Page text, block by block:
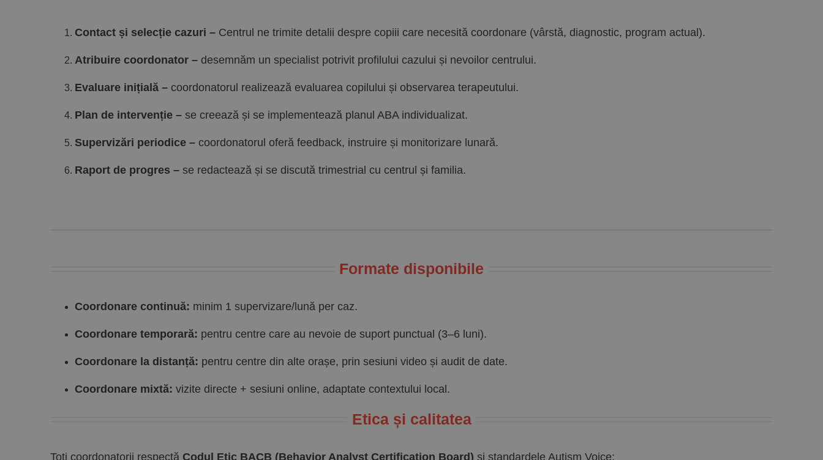
Contact și selecție cazuri – Centrul ne trimite detalii despre copiii care necesită coordonare (vârstă, diagnostic, program actual).
Atribuire coordonator – desemnăm un specialist potrivit profilului cazului și nevoilor centrului.
Evaluare inițială – coordonatorul realizează evaluarea copilului și observarea terapeutului.
Plan de intervenție – se creează și se implementează planul ABA individualizat.
Supervizări periodice – coordonatorul oferă feedback, instruire și monitorizare lunară.
Raport de progres – se redactează și se discută trimestrial cu centrul și familia.
Formate disponibile
Coordonare continuă: minim 1 supervizare/lună per caz.
Coordonare temporară: pentru centre care au nevoie de suport punctual (3–6 luni).
Coordonare la distanță: pentru centre din alte orașe, prin sesiuni video și audit de date.
Coordonare mixtă: vizite directe + sesiuni online, adaptate contextului local.
Etica și calitatea
Toți coordonatorii respectă Codul Etic BACB (Behavior Analyst Certification Board) și standardele Autism Voice: